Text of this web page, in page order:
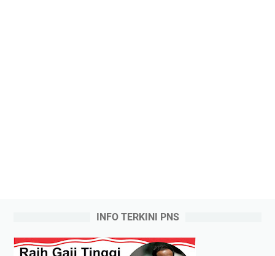
INFO TERKINI PNS